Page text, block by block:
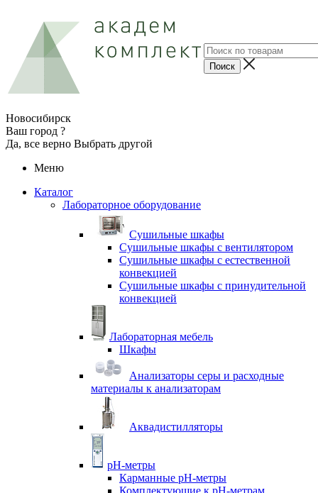
Новосибирск
Ваш город ?
Да, все верно Выбрать другой
Меню
Каталог
Лабораторное оборудование
Cушильные шкафы
Сушильные шкафы с вентилятором
Сушильные шкафы с естественной
конвекцией
Сушильные шкафы с принудительной
конвекцией
Лабораторная мебель
Шкафы
Анализаторы серы и расходные
материалы к анализаторам
Аквадистилляторы
pH-метры
Карманные pH-метры
Комплектующие к pH-метрам